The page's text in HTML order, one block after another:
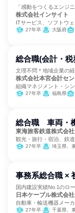
「感動をつくるエンジ
株式会社インサイト
ITサービス、ソフトウ
27年卒 大阪府
総合職(会計・
文理不問＊地域企業の
株式会社本宮会計セ
組織マネジメント・シ
27年卒 福島県
総合職 車両・
東海旅客鉄道株式会社
観光・旅行・宿泊、鉄
27年卒 埼玉県、東京都、神奈川県、山梨県、
事務系総合職 ×
国内建設実績No.1のロ
日本ケーブル株式会社
自動車・輸送機器メー
27年卒 千葉県、